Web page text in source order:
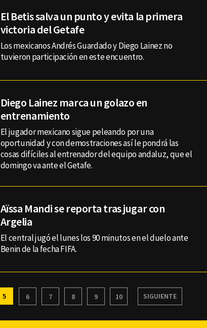
El Betis salva un punto y evita la primera
victoria del Getafe
Los mexicanos Andrés Guardado y Diego Lainez no
tuvieron participación en este encuentro.
Diego Lainez marca un golazo en
entrenamiento
El jugador mexicano sigue peleando por una
oportunidad y con demostraciones así le pondrá las
cosas difíciles al entrenador del equipo andaluz, que el
domingo va ante el Getafe.
Aïssa Mandi se reporta tras jugar con
Argelia
El central jugó el lunes los 90 minutos en el duelo ante
Benin de la fecha FIFA.
5 6 7 8 9 10 SIGUIENTE